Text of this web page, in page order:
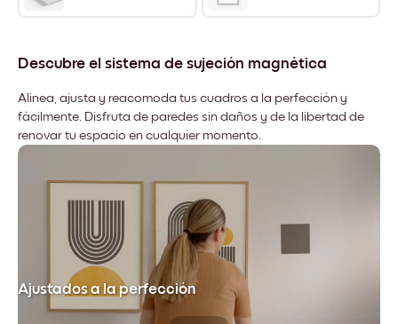
Descubre el sistema de sujeción magnética
Alinea, ajusta y reacomoda tus cuadros a la perfección y
fácilmente. Disfruta de paredes sin daños y de la libertad de
renovar tu espacio en cualquier momento.
Ajustados a la perfección